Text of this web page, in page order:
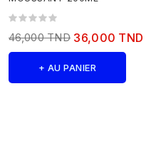
46,000 TND 36,000 TND
+ AU PANIER